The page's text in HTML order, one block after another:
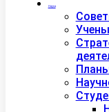
Наука